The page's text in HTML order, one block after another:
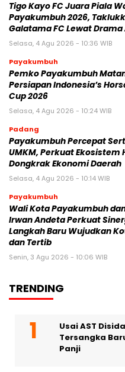
Tigo Kayo FC Juara Piala
Payakumbuh 2026,
Galatama FC Lewat
Selasa, 4 Agu 2026 - 10:36 WIB
Payakumbuh
Pemko Payakumbuh
Persiapan Indonesia’s
Cup 2026
Selasa, 4 Agu 2026 - 10:24 WIB
Padang
Payakumbuh Percepat
UMKM, Perkuat Ekosistem
Dongkrak Ekonomi Daerah
Selasa, 4 Agu 2026 - 10:14 WIB
Payakumbuh
Wali Kota Payakumbuh
Irwan Andeta Perkuat
Langkah Baru Wujudkan
dan Tertib
Senin, 3 Agu 2026 - 10:06 WIB
TRENDING
Usai AST
Tersangka
Panji